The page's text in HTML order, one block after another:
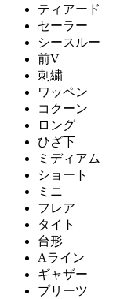
ティアード
セーラー
シースルー
前V
刺繍
ワッペン
コクーン
ロング
ひざ下
ミディアム
ショート
ミニ
フレア
タイト
台形
Aライン
ギャザー
プリーツ